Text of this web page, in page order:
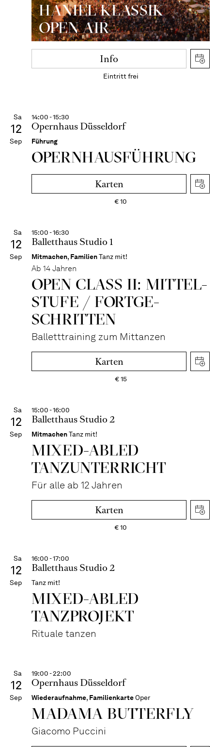
HANIEL KLASSIK
OPEN AIR
Info
Eintritt frei
Sa
12
Sep
14:00 - 15:30
Opernhaus Düsseldorf
Führung
OPERN­HAUS­FÜH­RUNG
Karten
€10
Sa
12
Sep
15:00 - 16:30
Balletthaus Studio 1
Mitmachen, FamilienTanz mit!
Ab 14 Jahren
OPEN CLASS II: MITTEL­
STUFE / FORT­GE­
SCHRITTEN
Balletttraining zum Mittanzen
Karten
€15
Sa
12
Sep
15:00 - 16:00
Balletthaus Studio 2
MitmachenTanz mit!
MIXED-­ABLED
TANZ­UNTER­RICHT
Für alle ab 12 Jahren
Karten
€10
Sa
12
Sep
16:00 - 17:00
Balletthaus Studio 2
Tanz mit!
MIXED-ABLED
TANZPROJEKT
Rituale tanzen
Sa
12
Sep
19:00 - 22:00
Opernhaus Düsseldorf
Wiederaufnahme, FamilienkarteOper
MADAMA BUTTER­FLY
Giacomo Puccini